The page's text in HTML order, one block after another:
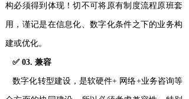
构必须得到体现！切不可将原有制度流程原班套
用，谨记是在信息化、数字化条件之下的业务构
建或优化。
✅ 03. 兼容
数字化转型建设，是软硬件+ 网络+业务咨询等